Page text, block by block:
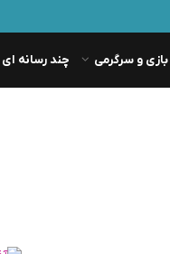
بازی و سرگرمی چند رسانه ای